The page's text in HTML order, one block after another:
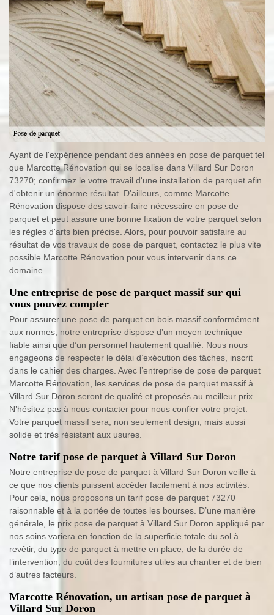
Ayant de l'expérience pendant des années en pose de parquet tel
que Marcotte Rénovation qui se localise dans Villard Sur Doron
73270; confirmez le votre travail d'une installation de parquet afin
d'obtenir un énorme résultat. D'ailleurs, comme Marcotte
Rénovation dispose des savoir-faire nécessaire en pose de
parquet et peut assure une bonne fixation de votre parquet selon
les règles d'arts bien précise. Alors, pour pouvoir satisfaire au
résultat de vos travaux de pose de parquet, contactez le plus vite
possible Marcotte Rénovation pour vous intervenir dans ce
domaine.
Une entreprise de pose de parquet massif sur qui
vous pouvez compter
Pour assurer une pose de parquet en bois massif conformément
aux normes, notre entreprise dispose d’un moyen technique
fiable ainsi que d’un personnel hautement qualifié. Nous nous
engageons de respecter le délai d’exécution des tâches, inscrit
dans le cahier des charges. Avec l’entreprise de pose de parquet
Marcotte Rénovation, les services de pose de parquet massif à
Villard Sur Doron seront de qualité et proposés au meilleur prix.
N’hésitez pas à nous contacter pour nous confier votre projet.
Votre parquet massif sera, non seulement design, mais aussi
solide et très résistant aux usures.
Notre tarif pose de parquet à Villard Sur Doron
Notre entreprise de pose de parquet à Villard Sur Doron veille à
ce que nos clients puissent accéder facilement à nos activités.
Pour cela, nous proposons un tarif pose de parquet 73270
raisonnable et à la portée de toutes les bourses. D’une manière
générale, le prix pose de parquet à Villard Sur Doron appliqué par
nos soins variera en fonction de la superficie totale du sol à
revêtir, du type de parquet à mettre en place, de la durée de
l’intervention, du coût des fournitures utiles au chantier et de bien
d’autres facteurs.
Marcotte Rénovation, un artisan pose de parquet à
Villard Sur Doron